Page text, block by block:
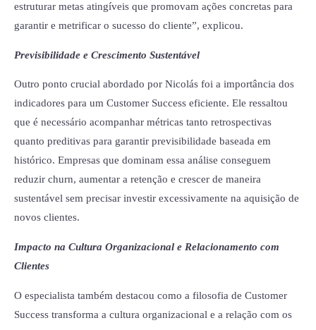
estruturar metas atingíveis que promovam ações concretas para
garantir e metrificar o sucesso do cliente”, explicou.
Previsibilidade e Crescimento Sustentável
Outro ponto crucial abordado por Nicolás foi a importância dos
indicadores para um Customer Success eficiente. Ele ressaltou
que é necessário acompanhar métricas tanto retrospectivas
quanto preditivas para garantir previsibilidade baseada em
histórico. Empresas que dominam essa análise conseguem
reduzir churn, aumentar a retenção e crescer de maneira
sustentável sem precisar investir excessivamente na aquisição de
novos clientes.
Impacto na Cultura Organizacional e Relacionamento com
Clientes
O especialista também destacou como a filosofia de Customer
Success transforma a cultura organizacional e a relação com os